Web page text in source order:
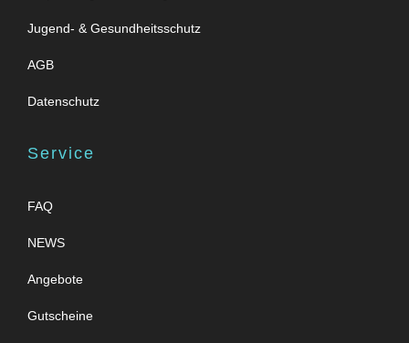
Jugend- & Gesundheitsschutz
AGB
Datenschutz
Service
FAQ
NEWS
Angebote
Gutscheine